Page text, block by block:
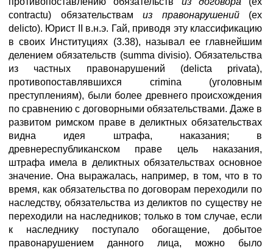
contractu) обязательствам из правонарушений (ex
delicto). Юрист II в.н.э. Гай, приводя эту классификацию
в своих Институциях (3.38), называл ее главнейшим
делением обязательств (summa divisio). Обязательства
из частных правонарушений (delicta privata),
противопоставлявшихся crimina (уголовным
преступлениям), были более древнего происхождения
по сравнению с договорными обязательствами. Даже в
развитом римском праве в деликтных обязательствах
видна идея штрафа, наказания; в
древнереспубликанском праве цель наказания,
штрафа имела в деликтных обязательствах основное
значение. Она выражалась, например, в том, что в то
время, как обязательства по договорам переходили по
наследству, обязательства из деликтов по существу не
переходили на наследников; только в том случае, если
к наследнику поступало обогащение, добытое
правонарушением данного лица, можно было